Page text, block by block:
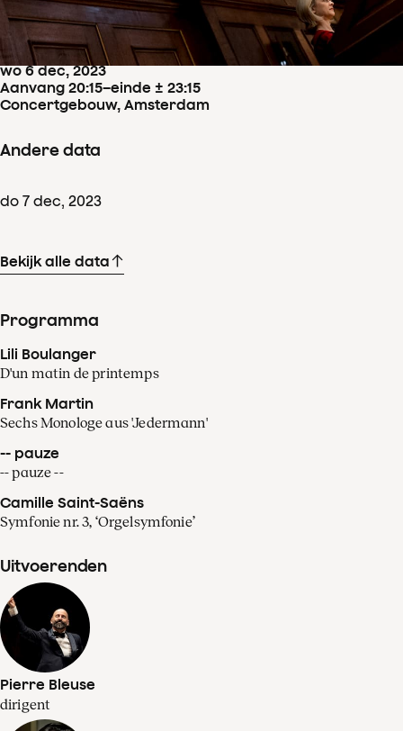
Concertdetails
wo 6 dec,2023
Aanvang 20:15–einde ± 23:15
Concertgebouw, Amsterdam
Andere data
do 7 dec, 2023
Bekijk alle data
Programma
Lili Boulanger
D'un matin de printemps
Frank Martin
Sechs Monologe aus 'Jedermann'
-- pauze
-- pauze --
Camille Saint-Saëns
Symfonie nr. 3, ‘Orgelsymfonie’
Uitvoerenden
Pierre Bleuse
dirigent